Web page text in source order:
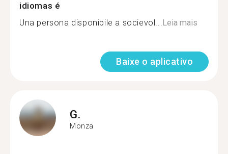
idiomas é
Una persona disponibile a socievol...Leia mais
Baixe o aplicativo
G.
Monza